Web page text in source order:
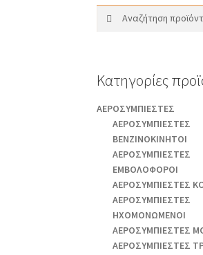
Αναζήτηση
Αναζήτηση
Κατηγορίες
AEΡΟΣΥΜΠΙΕΣΤΕΣ
AEΡΟΣΥΜΠΙΕΣΤΕΣ
ΒΕΝΖΙΝΟΚΙΝΗΤΟΙ
AEΡΟΣΥΜΠΙΕΣΤΕΣ
ΕΜΒΟΛΟΦΟΡΟΙ
AEΡΟΣΥΜΠΙΕΣΤΕΣ
ΑΕΡΟΣΥΜΠΙΕΣΤΕΣ
ΗΧΟΜΟΝΩΜΕΝΟΙ
ΑΕΡΟΣΥΜΠΙΕΣΤΕΣ
ΑΕΡΟΣΥΜΠΙΕΣΤΕΣ